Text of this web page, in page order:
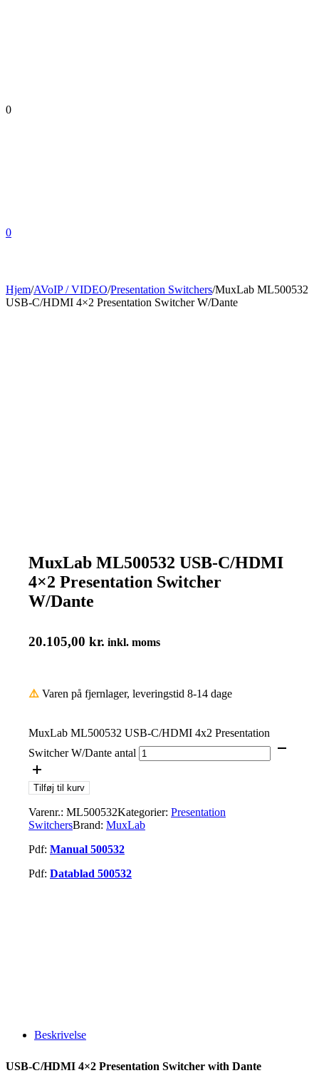
0
0
Hjem/AVoIP / VIDEO/Presentation Switchers/MuxLab ML500532
USB-C/HDMI 4×2 Presentation Switcher W/Dante
MuxLab ML500532 USB-C/HDMI
4×2 Presentation Switcher
W/Dante
20.105,00 kr. inkl. moms
⚠️ Varen på fjernlager, leveringstid 8-14 dage
MuxLab ML500532 USB-C/HDMI 4x2 Presentation
Switcher W/Dante antal
Tilføj til kurv
Varenr.: ML500532Kategorier: Presentation
SwitchersBrand: MuxLab
Pdf: Manual 500532
Pdf: Datablad 500532
Beskrivelse
USB-C/HDMI 4×2 Presentation Switcher with Dante